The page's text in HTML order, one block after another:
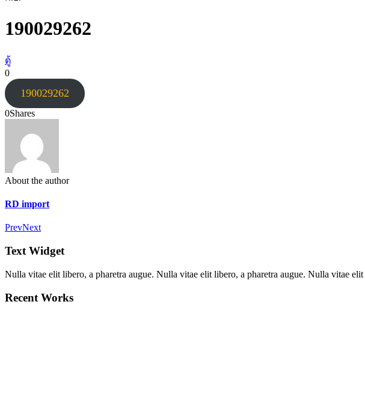
190029262
ตู้
0
190029262
0Shares
About the author
RD import
PrevNext
Text Widget
Nulla vitae elit libero, a pharetra augue. Nulla vitae elit libero, a pharetra augue. Nulla vitae
Recent Works